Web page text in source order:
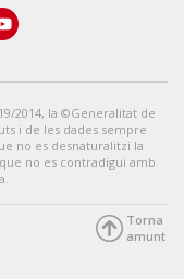
2014, la ©Generalitat de
i de les dades sempre
no es desnaturalitzi la
no es contradigui amb
Torna
amunt